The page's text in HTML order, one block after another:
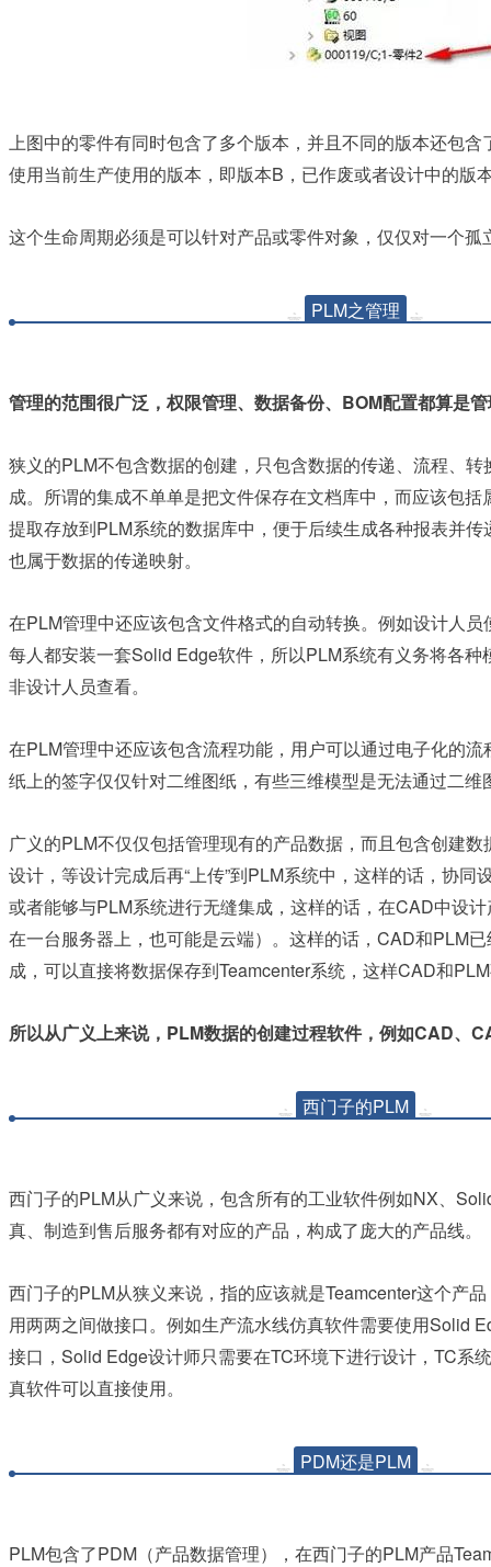
上图中的零件有同时包含了多个版本，并且不同的版本还包
使用当前生产使用的版本，即版本B ，已作废或者设计中的版
这个生命周期必须是可以针对产品或零件对象，仅仅对一个
PLM之管理
管理的范围很广泛，权限管理、数据备份、 BOM配置都算是
狭义的PLM不包含数据的创建，只包含数据的传递、流程、转
成。所谓的集成不单单是把文件保存在文档库中，而应该包括
提取存放到 PLM系统的数据库中，便于后续生成各种报表并传
也属于数据的传递映射。
在PLM管理中还应该包含文件格式的自动转换。例如设计人员
每人都安装一套Solid Edge软件，所以PLM系统有义务将各种
非设计人员查看。
在PLM管理中还应该包含流程功能，用户可以通过电子化的
纸上的签字仅仅针对二维图纸，有些三维模型是无法通过二维
广义的PLM不仅仅包括管理现有的产品数据，而且包含创建数
设计，等设计完成后再“ 上传”到 PLM系统中，这样的话，协同
或者能够与PLM系统进行无缝集成，这样的话，在CAD中设
在一台服务器上，也可能是云端）。这样的话， CAD和PLM已
成，可以直接将数据保存到 Teamcenter系统，这样CAD和PLM
所以从广义上来说， PLM数据的创建过程软件，例如CAD、
西门子的PLM
西门子的PLM从广义来说，包含所有的工业软件例如NX
真、制造到售后服务都有对应的产品，构成了庞大的产品线。
西门子的PLM从狭义来说，指的应该就是Teamcenter这个产品
用两两之间做接口。例如生产流水线仿真软件需要使用Solid
接口， Solid Edge设计师只需要在TC环境下进行设计， TC系
真软件可以直接使用。
PDM还是PLM
PLM包含了PDM （产品数据管理），在西门子的PLM产品